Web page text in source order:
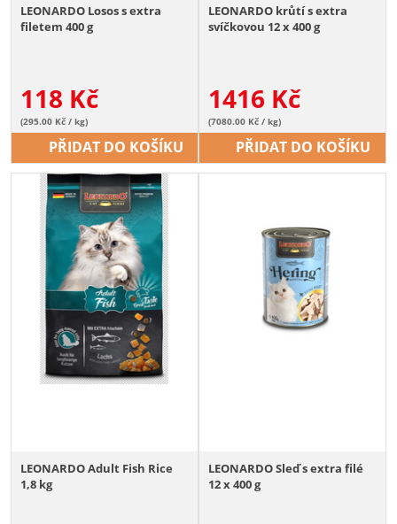
LEONARDO Losos s extra
filetem 400 g
118 Kč
(295.00 Kč / kg)
PŘIDAT DO KOŠÍKU
LEONARDO krůtí s extra
svíčkovou 12 x 400 g
1416 Kč
(7080.00 Kč / kg)
PŘIDAT DO KOŠÍKU
LEONARDO Adult Fish Rice
1,8 kg
LEONARDO Sleď s extra filé
12 x 400 g